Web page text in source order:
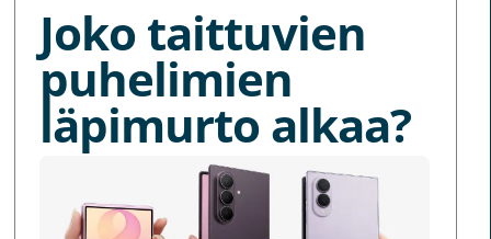
Joko taittuvien
puhelimien
läpimurto alkaa?